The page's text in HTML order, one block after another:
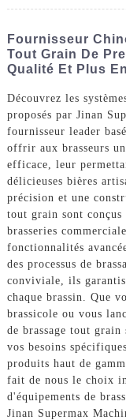
Fournisseur
Tout Grain De
Qualité Et Plus
Découvrez les
proposés par Jinan
fournisseur leader
offrir aux brasseurs
efficace, leur
délicieuses bières
précision et une
tout grain sont conçus
brasseries
fonctionnalités
des processus de
conviviale, ils
chaque brassin. Que
brassicole ou vous
de brassage tout grain
vos besoins
produits haut de
fait de nous le choix
d'équipements de
Jinan Supermax